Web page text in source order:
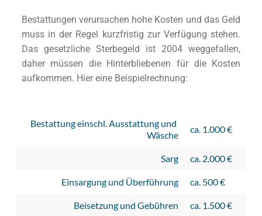
Bestattungen verursachen hohe Kosten und das Geld
muss in der Regel kurzfristig zur Verfügung stehen.
Das gesetzliche Sterbegeld ist 2004 weggefallen,
daher müssen die Hinterbliebenen für die Kosten
aufkommen. Hier eine Beispielrechnung:
Bestattung einschl. Ausstattung und
Wäsche
ca. 1.000 €
Sarg ca. 2.000 €
Einsargung und Überführung ca. 500 €
Beisetzung und Gebühren ca. 1.500 €